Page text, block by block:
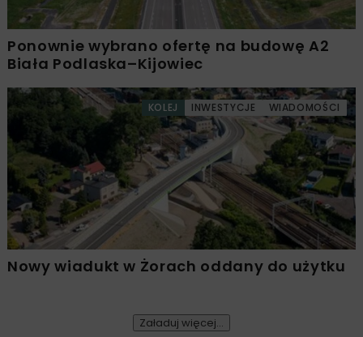
Ponownie wybrano ofertę na budowę A2
Biała Podlaska–Kijowiec
KOLEJ INWESTYCJE WIADOMOŚCI
Nowy wiadukt w Żorach oddany do użytku
Załaduj więcej...